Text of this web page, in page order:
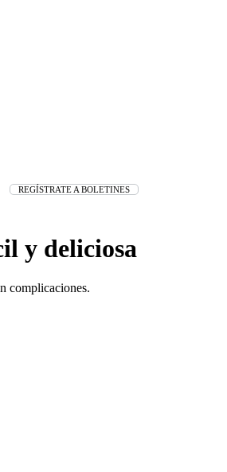
REGÍSTRATE A BOLETINES
y deliciosa
complicaciones.